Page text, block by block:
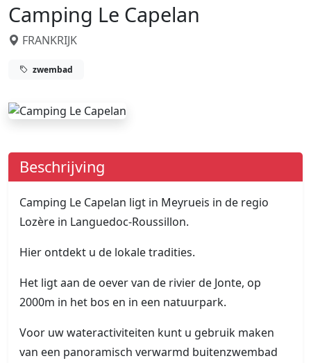
Camping Le Capelan
FRANKRIJK
zwembad
Beschrijving
Camping Le Capelan ligt in Meyrueis in de regio
Lozère in Languedoc-Roussillon.
Hier ontdekt u de lokale tradities.
Het ligt aan de oever van de rivier de Jonte, op
2000m in het bos en in een natuurpark.
Voor uw wateractiviteiten kunt u gebruik maken
van een panoramisch verwarmd buitenzwembad